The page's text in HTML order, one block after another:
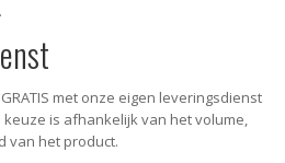
met onze eigen leveringsdienst
keuze is afhankelijk van het volume,
van het product.